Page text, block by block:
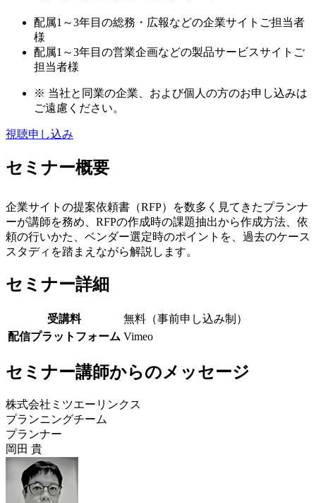
配属1～3年目の総務・広報などの企業サイトご担当者
様
配属1～3年目の営業企画などの製品サービスサイトご
担当者様
※ 当社と同業の企業、および個人の方のお申し込みは
ご遠慮ください。
視聴申し込み
セミナー概要
企業サイトの提案依頼書（RFP）を数多く見てきたプランナ
ーが講師を務め、RFPの作成時の課題抽出から作成方法、依
頼の行いかた、ベンダー選定時のポイントを、過去のケース
スタディを踏まえながら解説します。
セミナー詳細
受講料
無料（事前申し込み制）
配信プラットフォーム Vimeo
セミナー講師からのメッセージ
株式会社ミツエーリンクス
プランニングチーム
プランナー
岡田 貴